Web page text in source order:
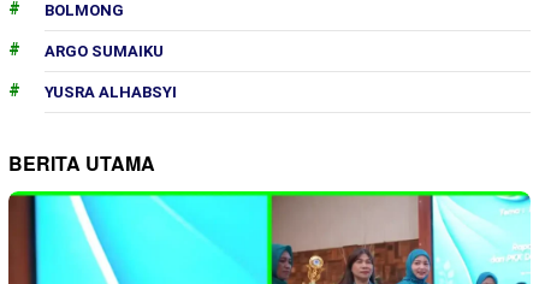
BOLMONG
ARGO SUMAIKU
YUSRA ALHABSYI
BERITA UTAMA